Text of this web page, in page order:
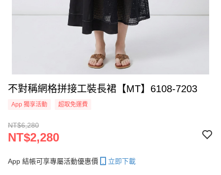
不對稱網格拼接工裝長裙【MT】6108-7203
App 獨享活動 超取免運費
NT$6,280
NT$2,280
App 結帳可享專屬活動優惠價 立即下載